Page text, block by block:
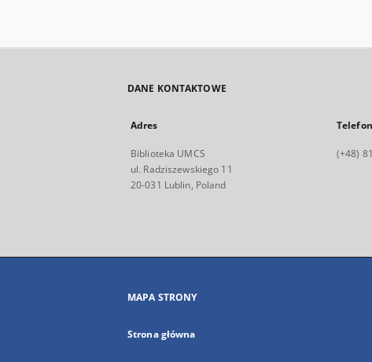
DANE KONTAKTOWE
Adres
Biblioteka UMCS
ul. Radziszewskiego 11
20-031 Lublin, Poland
Telefon
(+48)
MAPA STRONY
Strona główna